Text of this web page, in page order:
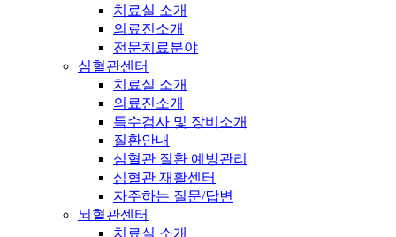
치료실 소개
의료진소개
전문치료분야
심혈관센터
치료실 소개
의료진소개
특수검사 및 장비소개
질환안내
심혈관 질환 예방관리
심혈관 재활센터
자주하는 질문/답변
뇌혈관센터
치료실 소개